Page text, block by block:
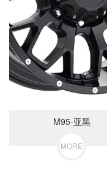
M95-亚黑
MORE